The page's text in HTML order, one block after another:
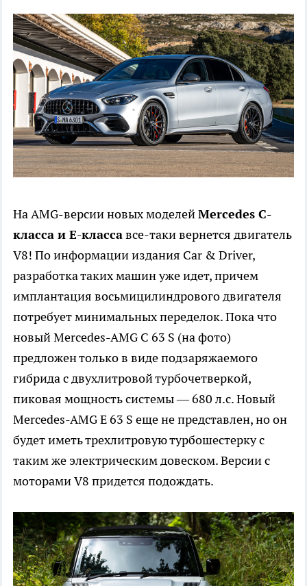
На AMG-версии новых моделейMercedes C-
класса и E-классавсе-таки вернется двигатель
V8! По информации издания Car & Driver,
разработка таких машин уже идет, причем
имплантация восьмицилиндрового двигателя
потребует минимальных переделок. Пока что
новый Mercedes-AMG C 63 S (на фото)
предложен только в виде подзаряжаемого
гибрида с двухлитровой турбочетверкой,
пиковая мощность системы — 680 л.с. Новый
Mercedes-AMG E 63 S еще не представлен, но он
будет иметь трехлитровую турбошестерку с
таким же электрическим довеском. Версии c
моторами V8 придется подождать.